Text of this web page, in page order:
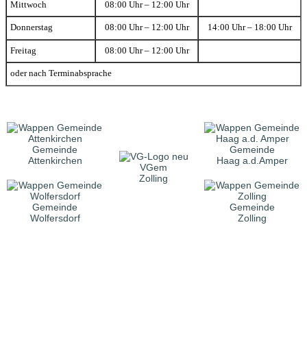
Mittwoch 08:00 Uhr – 12:00 Uhr
Donnerstag 08:00 Uhr – 12:00 Uhr 14:00 Uhr – 18:00 Uhr
Freitag 08:00 Uhr – 12:00 Uhr
oder nach Terminabsprache
Gemeinde
Attenkirchen
VGem
Zolling
Gemeinde
Haag a.d.Amper
Gemeinde
Wolfersdorf
Gemeinde
Zolling